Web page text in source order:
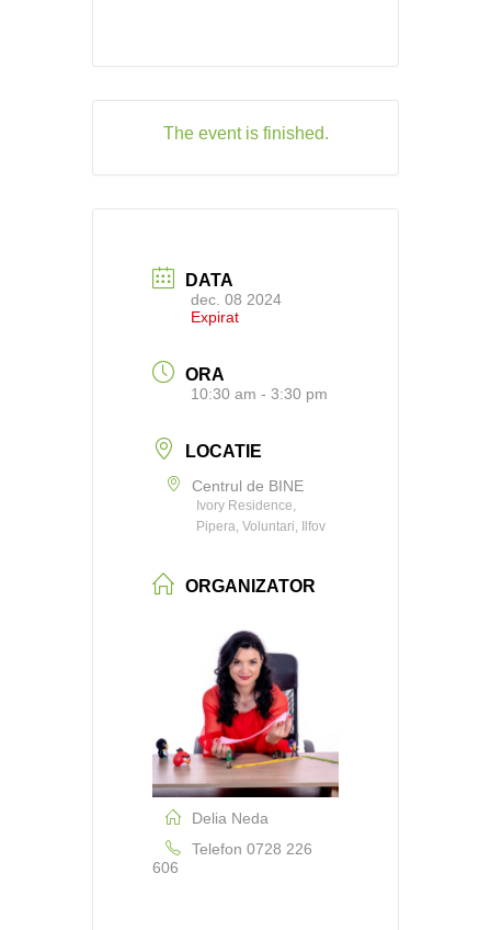
The event is finished.
DATA
dec. 08 2024
Expirat
ORA
10:30 am - 3:30 pm
LOCATIE
Centrul de BINE
Ivory Residence,
Pipera, Voluntari, Ilfov
ORGANIZATOR
Delia Neda
Telefon 0728 226
606